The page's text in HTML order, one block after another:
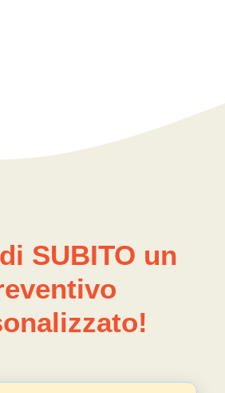
SUBITO un